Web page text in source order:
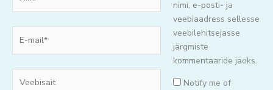
mail*
nimi, e-posti- ja
veebiaadress sellesse
veebilehitsejasse
järgmiste
kommentaaride jaoks.
Notify me of